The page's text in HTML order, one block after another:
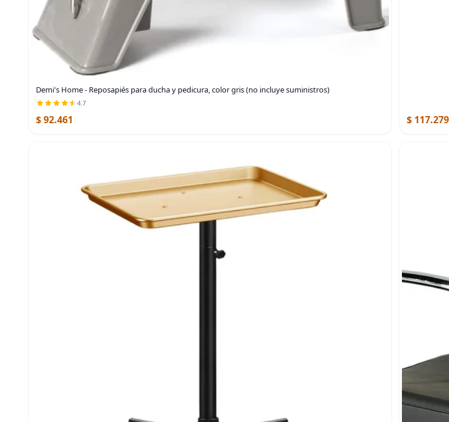
Demi's Home - Reposapiés para ducha y pedicura, color gris (no incluye suministros)
4.7
$ 92.461 $ 117.279